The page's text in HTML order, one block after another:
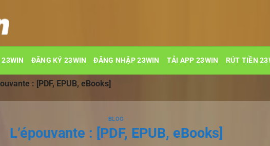
23WIN ĐĂNG KÝ 23WIN ĐĂNG NHẬP 23WIN TẢI APP 23WIN RÚT TIỀN
: [PDF, EPUB, eBooks]
BLOG
L’épouvante : [PDF, EPUB, eBooks]